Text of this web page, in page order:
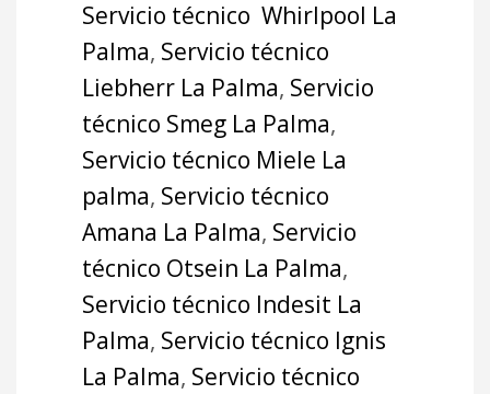
Servicio técnico Whirlpool La
Palma, Servicio técnico
Liebherr La Palma, Servicio
técnico Smeg La Palma,
Servicio técnico Miele La
palma, Servicio técnico
Amana La Palma, Servicio
técnico Otsein La Palma,
Servicio técnico Indesit La
Palma, Servicio técnico Ignis
La Palma, Servicio técnico